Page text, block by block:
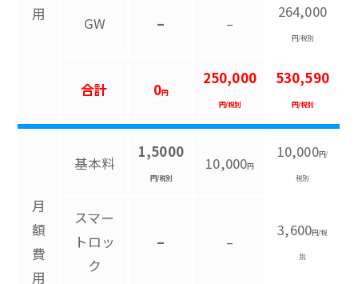
用
GW – –
264,000
円/税別
合計 0円
250,000
円/税別
530,590
円/税別
月
額
費
用
基本料
1,5000
円/税別
10,000円
10,000円/
税別
スマー
トロッ
ク
– –
3,600円/税
別